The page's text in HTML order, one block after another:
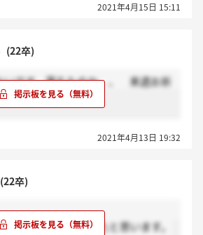
2021年4月15日 15:11
(22卒)
いです。落ちたのか、、 来週お祈
2021年4月13日 19:32
(22卒)
間前ほどに提出したと思います。